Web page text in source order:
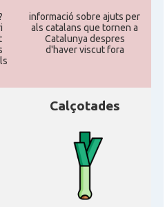
informació sobre ajuts per
als catalans que tornen a
Catalunya despres
d'haver viscut fora
Calçotades